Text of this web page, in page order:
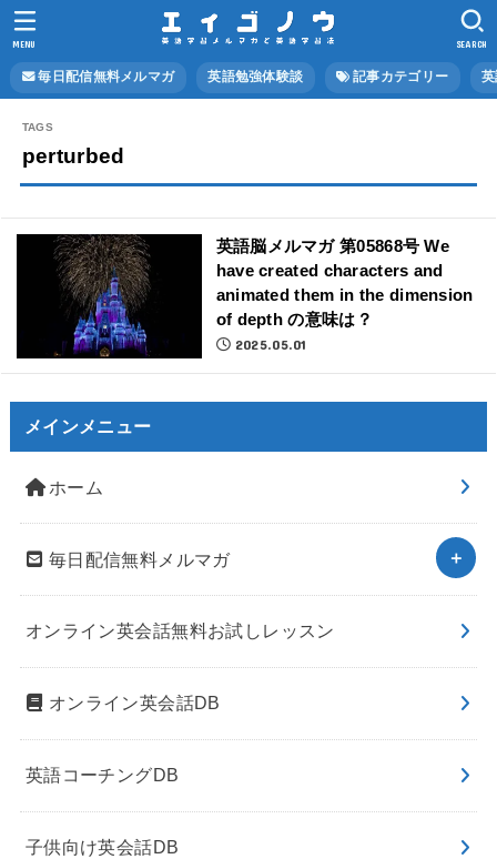
毎日配信無料メルマガ 英語勉強体験談 記事カテゴリー
SEARCH
MENU
perturbed
英語脳メルマガ 第05868号 We
have created characters and
animated them in the dimension
of depth の意味は？
2025.05.01
メインメニュー
ホーム
毎日配信無料メルマガ
オンライン英会話無料お試しレッスン
オンライン英会話DB
英語コーチングDB
子供向け英会話DB